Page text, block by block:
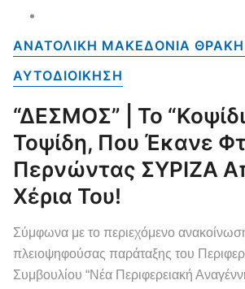
ΑΝΑΤΟΛΙΚΗ ΜΑΚΕΔΟΝΙΑ ΘΡΑΚΗ
ΑΥΤΟΔΙΟΙΚΗΣΗ
“ΔΕΣΜΟΣ” | Το
Τοψίδη, Που Έκανε
Περνώντας ΣΥΡΙΖΑ
Χέρια Του!
Σύμφωνα με το περιεχόμενο
πλειοψηφούσας παράταξης του
Συμβουλίου “Νέα Περιφερειακή